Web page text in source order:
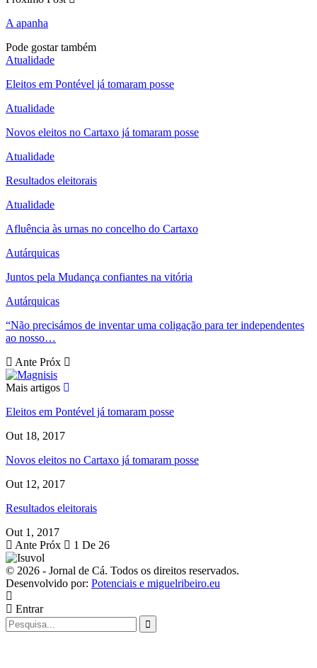
A apanha
Pode gostar também
Atualidade
Eleitos em Pontével já tomaram posse
Atualidade
Novos eleitos no Cartaxo já tomaram posse
Atualidade
Resultados eleitorais
Atualidade
Afluência às urnas no concelho do Cartaxo
Autárquicas
Juntos pela Mudança confiantes na vitória
Autárquicas
“Não precisámos de inventar uma coligação para ter independentes
ao nosso…
Ante Próx
Mais artigos
Eleitos em Pontével já tomaram posse
Out 18, 2017
Novos eleitos no Cartaxo já tomaram posse
Out 12, 2017
Resultados eleitorais
Out 1, 2017
Ante Próx 1 De 26
© 2026 - Jornal de Cá. Todos os direitos reservados.
Desenvolvido por: Potenciais e miguelribeiro.eu
Entrar